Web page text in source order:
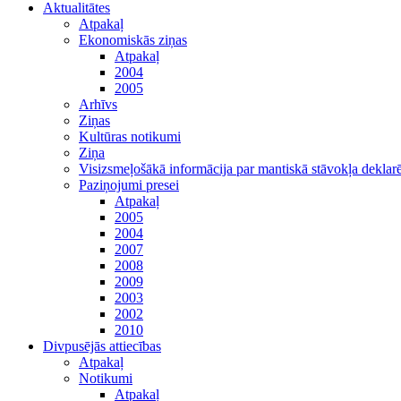
Aktualitātes
Atpakaļ
Ekonomiskās ziņas
Atpakaļ
2004
2005
Arhīvs
Ziņas
Kultūras notikumi
Ziņa
Visizsmeļošākā informācija par mantiskā stāvokļa
Paziņojumi presei
Atpakaļ
2005
2004
2007
2008
2009
2003
2002
2010
Divpusējās attiecības
Atpakaļ
Notikumi
Atpakaļ